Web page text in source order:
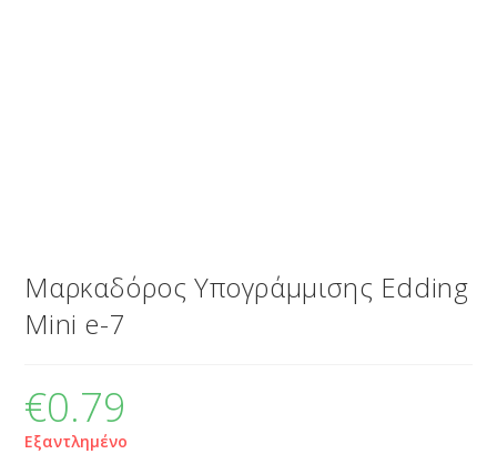
Μαρκαδόρος Υπογράμμισης Edding
Mini e-7
€0.79
Εξαντλημένο